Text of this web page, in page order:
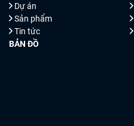
Dự án
Sản phẩm
Tin tức
BẢN ĐỒ